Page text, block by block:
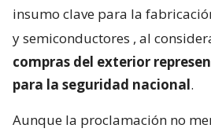
insumo clave para la
y semiconductores , al
compras del exterior
para la seguridad nacional.
Aunque la proclamación no